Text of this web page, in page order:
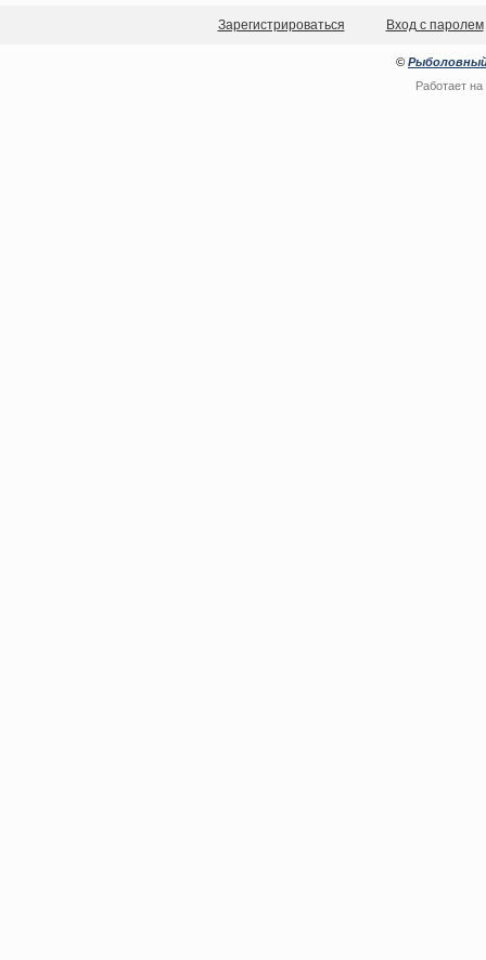
Зарегистрироваться Вход с паролем
© Рыболовный
Работает